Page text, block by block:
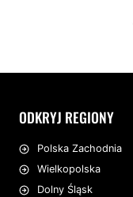
ODKRYJ REGIONY
Polska Zachodnia
Wielkopolska
Dolny Śląsk